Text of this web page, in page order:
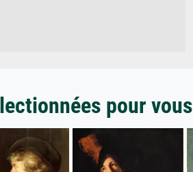
pour vous